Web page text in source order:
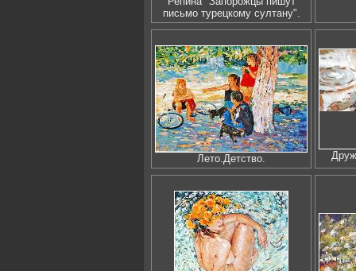
письмо турецкому султану".
Лето.Детство.